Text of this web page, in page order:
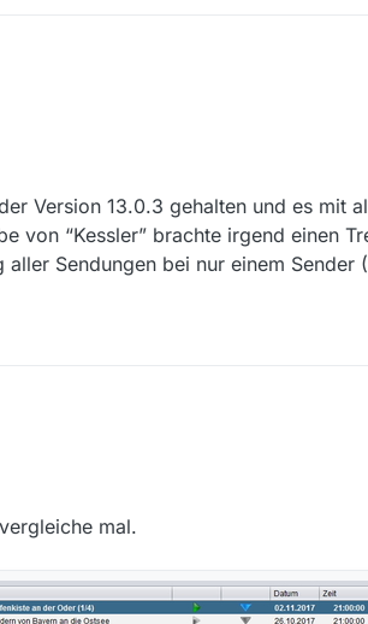
Version 13.0.3 gehalten und es mit
von “Kessler” brachte irgend einen
Sendungen bei nur einem Sender
Listung aller Sendungen bei nur einem Sender
mal.